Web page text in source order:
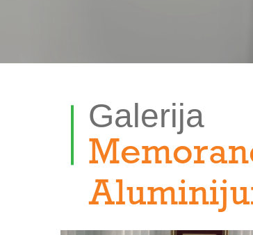
Galerija